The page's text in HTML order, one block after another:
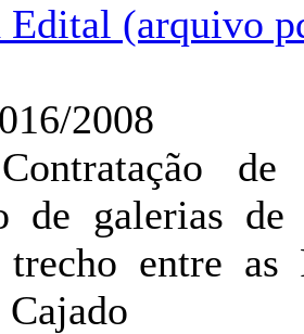
Edital (arquivo
016/2008
de
de galerias
entre as